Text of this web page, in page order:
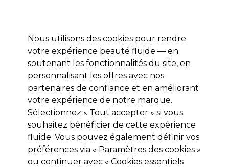
Se connecter
Marques Bons plans Coiffure Electro et Matériel
Livraison et délais
lire la suite
Sibel
Sibel Feuille d'Alu 12? Rouleau
15cmx100m 3pcs
Nous utilisons des cookies pour rendre
votre expérience beauté fluide — en
soutenant les fonctionnalités du site, en
personnalisant les offres avec nos
partenaires de confiance et en améliorant
votre expérience de notre marque.
Sélectionnez « Tout accepter » si vous
souhaitez bénéficier de cette expérience
fluide. Vous pouvez également définir vos
préférences via « Paramètres des cookies »
ou continuer avec « Cookies essentiels